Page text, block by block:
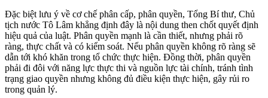
Đặc biệt lưu ý về cơ chế phân cấp, phân quyền, Tổng Bí thư, Chủ
tịch nước Tô Lâm khẳng định đây là nội dung then chốt quyết định
hiệu quả của luật. Phân quyền mạnh là cần thiết, nhưng phải rõ
ràng, thực chất và có kiểm soát. Nếu phân quyền không rõ ràng sẽ
dẫn tới khó khăn trong tổ chức thực hiện. Đồng thời, phân quyền
phải đi đôi với năng lực thực thi và nguồn lực tài chính, tránh tình
trạng giao quyền nhưng không đủ điều kiện thực hiện, gây rủi ro
trong quản lý.